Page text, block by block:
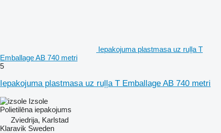
Iepakojuma plastmasa uz ruļļa T
Emballage AB 740 metri
5
Iepakojuma plastmasa uz ruļļa T Emballage AB 740 metri
Izsole
Polietilēna iepakojums
Zviedrija, Karlstad
Klaravik Sweden